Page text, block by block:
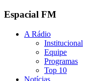
Espacial FM
A Rádio
Institucional
Equipe
Programas
Top 10
Notícias